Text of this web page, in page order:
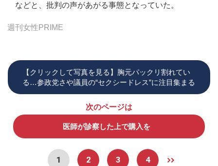
などと、批判の声があがる事態となっていた。
週刊女性PRIME
【クリックして写真を見る】胸元パックリ割れてい
る…参政党さや議員の“セクシードレス”に注目集まる
次のページは
医師が診察した上で購入を
1 2 3 4